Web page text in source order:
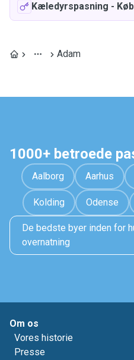
Kæledyrspasning -
Adam
1000+ betroede
Aalborg Aarhus
Kolding Odense
De bedste byer inden for
overnatning
Om os
Vores historie
Presse